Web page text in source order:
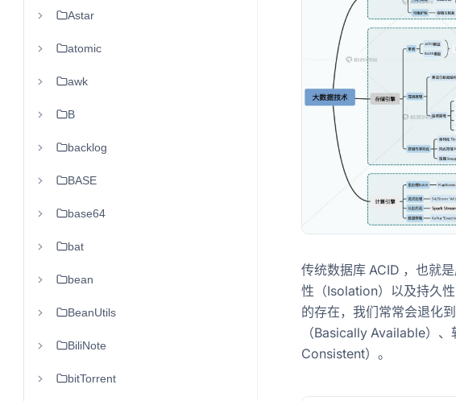
Astar
atomic
awk
B
backlog
BASE
base64
bat
bean
BeanUtils
BiliNote
bitTorrent
传统数据库 ACID ，也就
性（Isolation）以及持久
的存在，我们常常会退化
（Basically Available）
Consistent）。